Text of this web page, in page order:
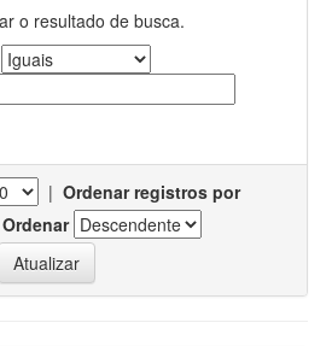
o resultado de busca.
| Ordenar registros por
Ordenar